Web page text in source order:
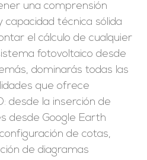
una comprensión
capacidad técnica sólida
el cálculo de cualquier
fotovoltaico desde
dominarás todas las
que ofrece
desde la inserción de
desde Google Earth
de cotas,
de diagramas